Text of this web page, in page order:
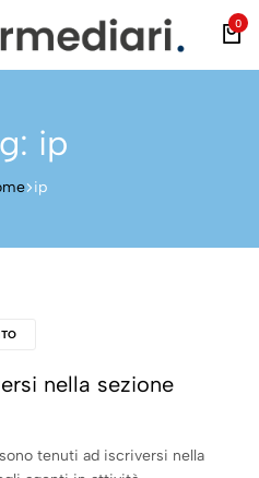
0
ip
ip
nella sezione
tenuti ad iscriversi nella